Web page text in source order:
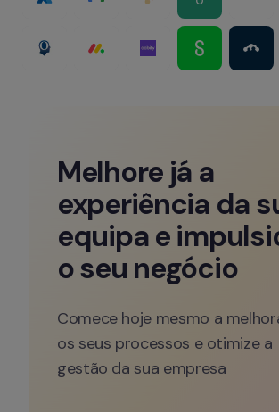
Melhore já a
experiência da
equipa e
o seu negócio
Comece hoje mesmo a
os seus processos e otimize a
gestão da sua empresa